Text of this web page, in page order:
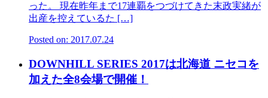
った。 現在昨年まで17連覇をつづけてきた末政実緒が
出産を控えているた […]
Posted on: 2017.07.24
DOWNHILL SERIES 2017は北海道 ニセコを
加えた全8会場で開催！